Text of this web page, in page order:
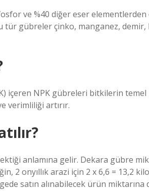
ve %40 diğer eser
tür gübreler çinko, manganez, demir,
içeren NPK gübreleri bitkilerin temel
verimliliği artırır.
anlamına gelir. Dekara gübre
2 onyıllık arazi için 2 x 6,6 = 13,2
satın alınabilecek ürün miktarına